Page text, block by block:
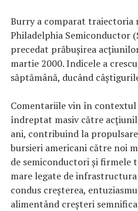
Burry a comparat traiectoria
Philadelphia Semiconductor
precedat prăbușirea
martie 2000. Indicele a
săptămână, ducând
Comentariile vin în
îndreptat masiv către
ani, contribuind la
bursieri americani către noi
de semiconductori și firmele
mare legate de
condus creşterea,
alimentând creșteri